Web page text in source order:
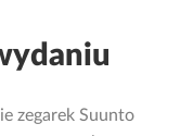
zegarek Suunto